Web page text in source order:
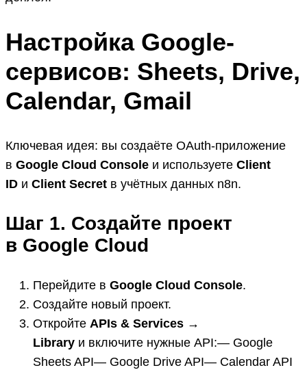
Настройка Google-
сервисов: Sheets, Drive,
Calendar, Gmail
Ключевая идея: вы создаёте OAuth-приложение
в Google Cloud Console и используете Client
ID и Client Secret в учётных данных n8n.
Шаг 1. Создайте проект
в Google Cloud
Перейдите в Google Cloud Console.
Создайте новый проект.
Откройте APIs & Services →
Library и включите нужные API:— Google
Sheets API— Google Drive API— Calendar API